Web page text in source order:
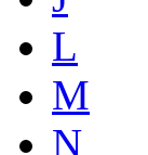
L
M
N